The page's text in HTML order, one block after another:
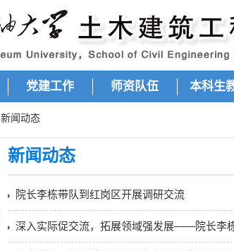
党建工作 师资队伍 本科生
新闻动态
新闻动态
院长李栋带队到红岗区开展调研交流
深入实际促交流，拓展领域强发展——院长李